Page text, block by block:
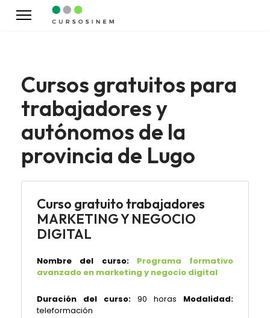
Cursos gratuitos para
trabajadores y
autónomos de la
provincia de Lugo
Curso gratuito trabajadores
MARKETING Y NEGOCIO
DIGITAL
Nombre del curso:
Programa formativo
avanzado en marketing y negocio digital
Duración del curso: 90 horas Modalidad:
teleformación